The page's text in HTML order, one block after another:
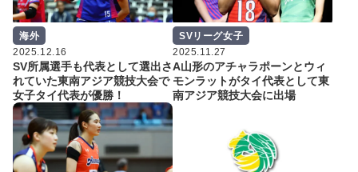
海外
2025.12.16
SV所属選手も代表として選出さ
れていた東南アジア競技大会で
女子タイ代表が優勝！
SVリーグ女子
2025.11.27
A山形のアチャラポーンとウィ
モンラットがタイ代表として東
南アジア競技大会に出場